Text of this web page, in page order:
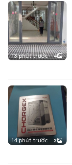
13 phút trước 4
14 phút trước 2